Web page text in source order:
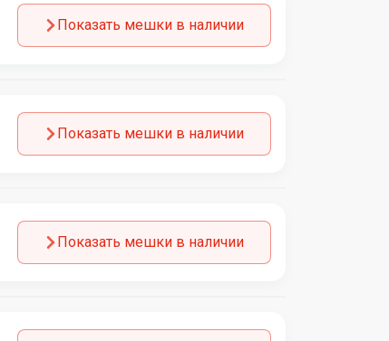
Показать мешки в наличии
Показать мешки в наличии
Показать мешки в наличии